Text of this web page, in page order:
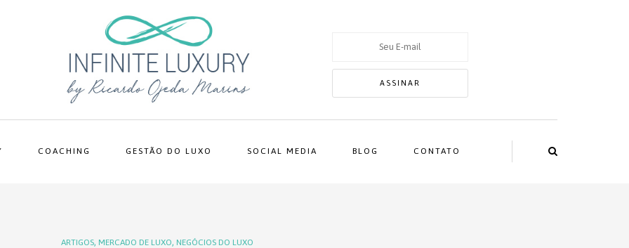
COACHING GESTÃO DO LUXO SOCIAL MEDIA BLOG CONTATO
ARTIGOS, MERCADO DE LUXO, NEGÓCIOS DO LUXO